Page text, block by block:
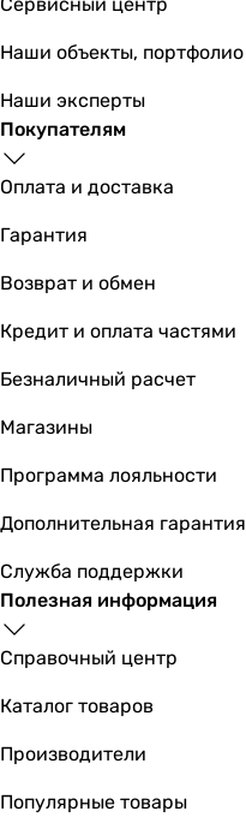
1120, 1320 мм
Ширина инсталляции
500 мм
420 мм
500 мм
480 мм
500 мм
420 мм
500 мм
500 мм
Глубина инсталляции
80, 190 мм
80, 110 мм
160, 240 мм
80, 120 мм
160, 240 мм
100 мм
131 мм
100 мм
5.3 кг
-
Наши объекты, портфолио
Наши эксперты
Покупателям
Оплата и доставка
Гарантия
Возврат и обмен
Кредит и оплата частями
Безналичный расчет
Магазины
Программа лояльности
Дополнительная гарантия
Служба поддержки
Полезная информация
Справочный центр
Каталог товаров
Производители
Популярные товары